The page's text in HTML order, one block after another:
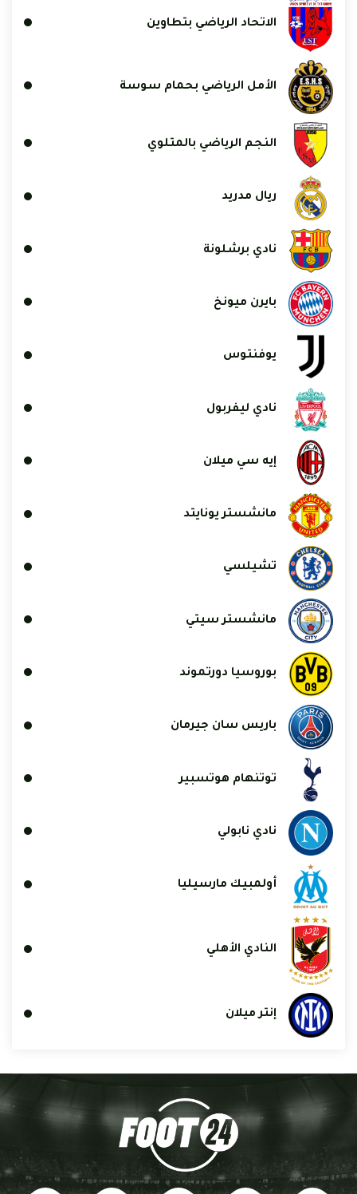
الاتحاد الرياضي بتطاوين
الأمل الرياضي بحمام سوسة
النجم الرياضي بالمتلوي
ريال مدريد
نادي برشلونة
بايرن ميونخ
يوفنتوس
نادي ليفربول
إيه سي ميلان
مانشستر يونايتد
تشيلسي
مانشستر سيتي
بوروسيا دورتموند
باريس سان جيرمان
توتنهام هوتسبير
نادي نابولي
أولمبيك مارسيليا
النادي الأهلي
إنتر ميلان